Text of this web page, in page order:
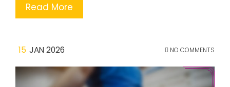
Read More
15 JAN 2026 NO COMMENTS